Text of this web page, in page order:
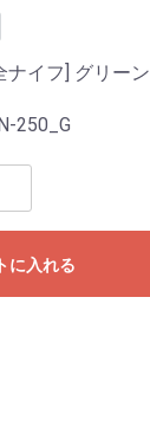
ナイフ] グリーン
250_G
に入れる